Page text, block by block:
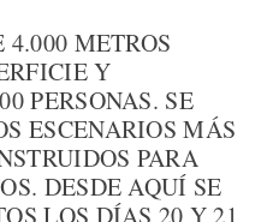
METROS
Y
PERSONAS. SE
ESCENARIOS MÁS
PARA
DESDE AQUÍ SE
LOS DÍAS 20 Y 21